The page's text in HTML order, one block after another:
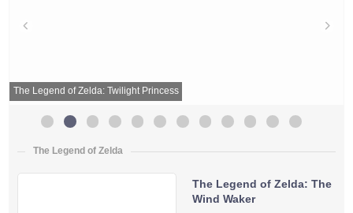
The Legend of Zelda: Twilight Princess
The Legend of Zelda
The Legend of Zelda: The
Wind Waker